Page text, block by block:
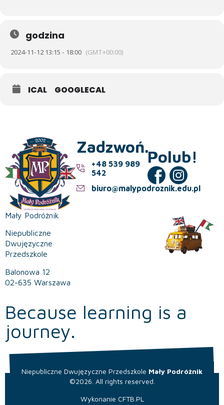
godzina
2024-11-12 13:15 - 18:00 (GMT+00:00)
ICAL GOOGLECAL
Mały Podróżnik
Niepubliczne
Dwujęzyczne
Przedszkole
Balonowa 12
02-635 Warszawa
Zadzwoń.
+48 539 989
542
biuro@malypodroznik.edu.pl
Polub!
Because learning is a
journey.
Niepubliczne Dwujęzyczne Przedszkole Mały Podróżnik
©2026. All rights reserved.
Wykonanie CFTB.PL